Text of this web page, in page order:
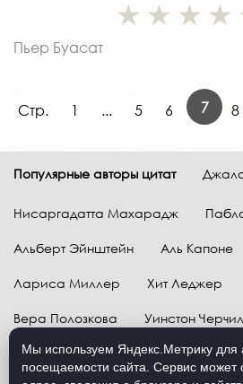
Пьер Буасат
Стр. 1 ... 5 6 7 8
Популярные авторы цитат
Нисаргадатта Махарадж
Альберт Эйнштейн Аль Капоне
Лариса Миллер Хит Леджер
Вера Полозкова Уинстон
Марк Твен Расул Гамзатов
Мы используем Яндекс.Метрику для
посещаемости сайта. Сервис может